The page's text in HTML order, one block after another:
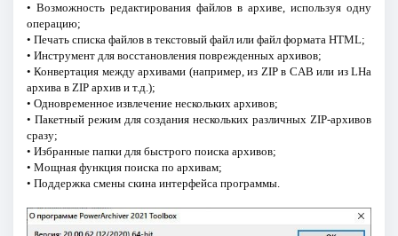
• Возможность редактирования файлов в архиве, используя одну
операцию;
• Печать списка файлов в текстовый файл или файл формата HTML;
• Инструмент для восстановления поврежденных архивов;
• Конвертация между архивами (например, из ZIP в CAB или из LHa
архива в ZIP архив и т.д.);
• Одновременное извлечение нескольких архивов;
• Пакетный режим для создания нескольких различных ZIP-архивов
сразу;
• Избранные папки для быстрого поиска архивов;
• Мощная функция поиска по архивам;
• Поддержка смены скина интерфейса программы.